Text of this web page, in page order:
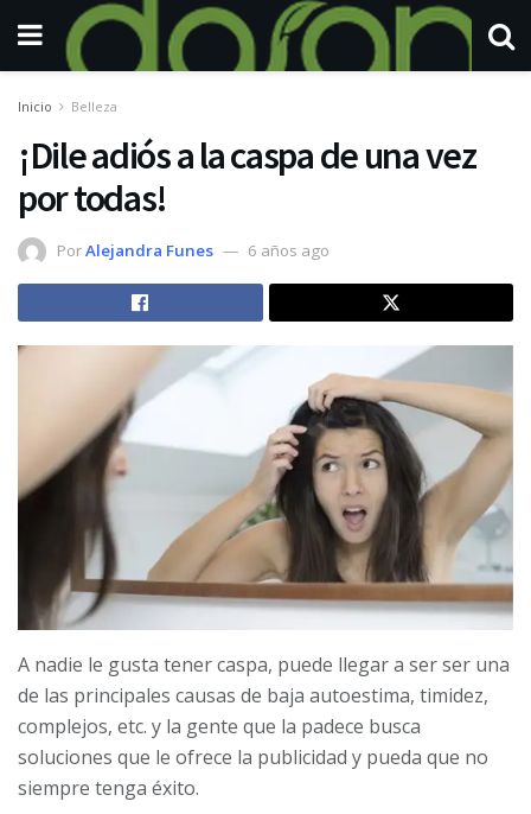
Inicio Belleza
¡Dile adiós a la caspa de una vez
por todas!
PorAlejandra Funes 6 años ago
A nadie le gusta tener caspa, puede llegar a ser ser una
de las principales causas de baja autoestima, timidez,
complejos, etc. y la gente que la padece busca
soluciones que le ofrece la publicidad y pueda que no
siempre tenga éxito.